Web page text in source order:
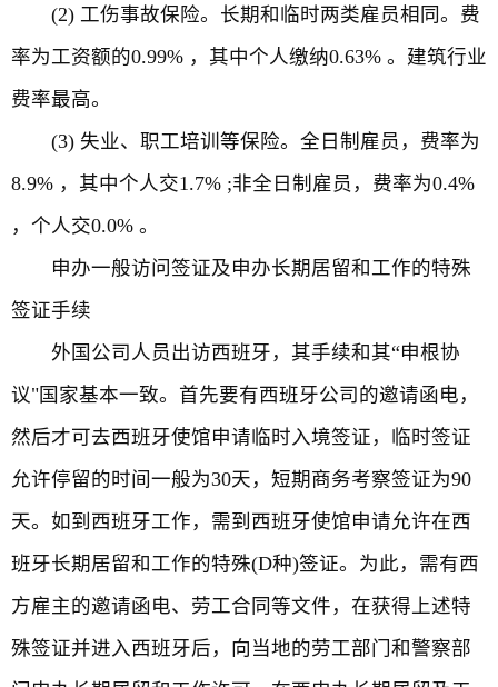
(2) 工伤事故保险。长期和临时两类雇员相同。费
率为工资额的0.99% ，其中个人缴纳0.63% 。建筑行业
费率最高。
(3) 失业、职工培训等保险。全日制雇员，费率为
8.9% ，其中个人交1.7% ;非全日制雇员，费率为0.4%
，个人交0.0% 。
申办一般访问签证及申办长期居留和工作的特殊
签证手续
外国公司人员出访西班牙，其手续和其“申根协
议"国家基本一致。首先要有西班牙公司的邀请函电，
然后才可去西班牙使馆申请临时入境签证，临时签证
允许停留的时间一般为30天，短期商务考察签证为90
天。如到西班牙工作，需到西班牙使馆申请允许在西
班牙长期居留和工作的特殊(D种)签证。为此，需有西
方雇主的邀请函电、劳工合同等文件，在获得上述特
殊签证并进入西班牙后，向当地的劳工部门和警察部